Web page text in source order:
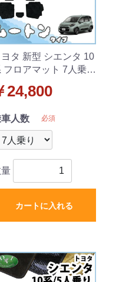
ヨタ 新型 シエンタ 10
フロアマット 7人乗り
ン調 ブラックタイプ
24,800
人数 必須
カートに入れる